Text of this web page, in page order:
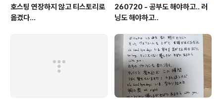
호스팅 연장하지 않고 티스토리로
옮겼다...
260720 - 공부도 해야하고.. 러
닝도 해야하고..